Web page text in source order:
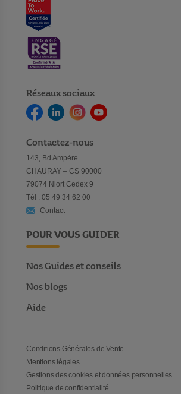
Réseaux sociaux
Contactez-nous
143, Bd Ampère
CHAURAY – CS 90000
79074 Niort Cedex 9
Tél : 05 49 34 62 00
Contact
POUR VOUS GUIDER
Nos Guides et conseils
Nos blogs
Aide
Conditions Générales de Vente
Mentions légales
Gestions des cookies et données personnelles
Politique de confidentialité